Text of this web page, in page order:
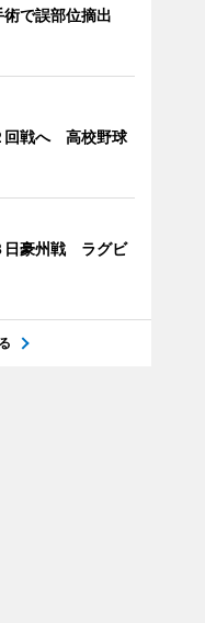
術で誤部位摘出
回戦へ 高校野球
日豪州戦 ラグビ